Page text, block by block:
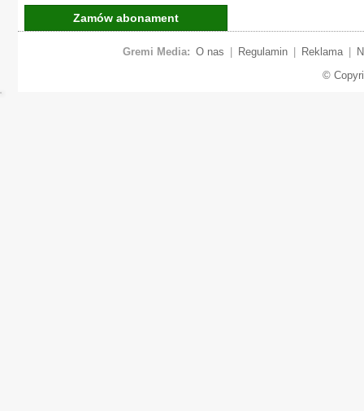
Zamów abonament
Gremi Media: O nas Regulamin Reklama
©